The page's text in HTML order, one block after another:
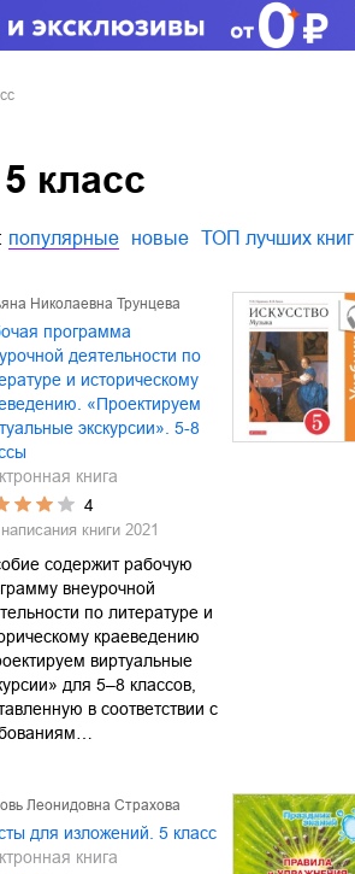
класс
популярные новые ТОП лучших книг
Николаевна Трунцева
программа
деятельности по
и историческому
«Проектируем
экскурсии». 5-8
книга
4
книги 2021
содержит рабочую
внеурочной
по литературе и
краеведению
виртуальные
для 5–8 классов,
в соответствии с
Леонидовна Страхова
для изложений. 5 класс
книга